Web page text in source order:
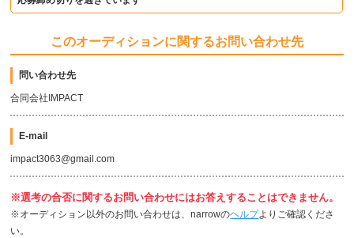
このオーディションに関するお問い合わせ先
問い合わせ先
合同会社IMPACT
E-mail
impact3063@gmail.com
※選考の合否に関するお問い合わせにはお答えすることはできません。
※オーディション以外のお問い合わせは、narrowのヘルプよりご確認くださ
い。